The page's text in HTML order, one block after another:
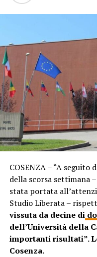
COSENZA – “A
della scorsa settimana
stata portata
Studio Liberata –
vissuta da decine di
dell’Università della
importanti risultati”.
Cosenza.